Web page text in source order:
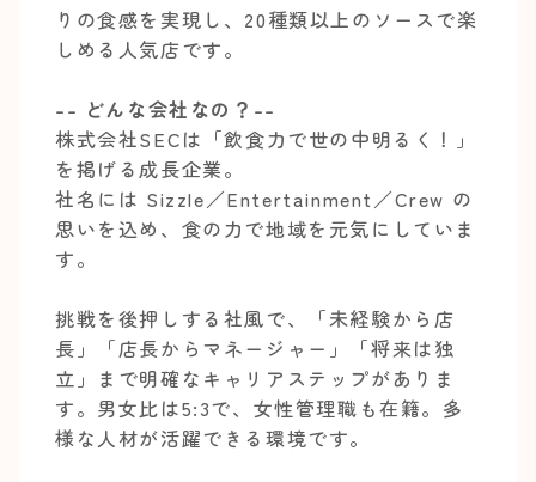
りの食感を実現し、20種類以上のソースで楽
しめる人気店です。
-- どんな会社なの？--
株式会社SECは「飲食力で世の中明るく！」
を掲げる成長企業。
社名には Sizzle／Entertainment／Crew の
思いを込め、食の力で地域を元気にしていま
す。
挑戦を後押しする社風で、「未経験から店
長」「店長からマネージャー」「将来は独
立」まで明確なキャリアステップがありま
す。男女比は5:3で、女性管理職も在籍。多
様な人材が活躍できる環境です。